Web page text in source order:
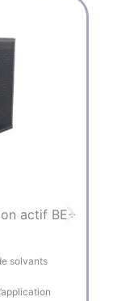
actif BE+
solvants